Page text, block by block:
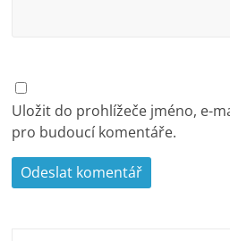
Uložit do prohlížeče jméno, e-
pro budoucí komentáře.